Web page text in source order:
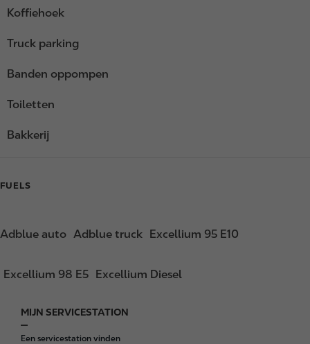
Koffiehoek
Truck parking
Banden oppompen
Toiletten
Bakkerij
FUELS
Adblue auto Adblue truck Excellium 95 E10
Excellium 98 E5 Excellium Diesel
F
o
MIJN SERVICESTATION
Een servicestation vinden